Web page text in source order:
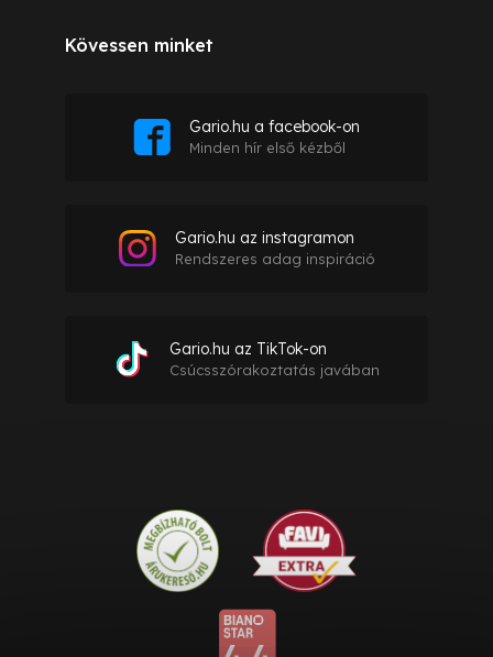
Kövessen minket
Gario.hu a facebook-on
Minden hír első kézből
Gario.hu az instagramon
Rendszeres adag inspiráció
Gario.hu az TikTok-on
Csúcsszórakoztatás javában